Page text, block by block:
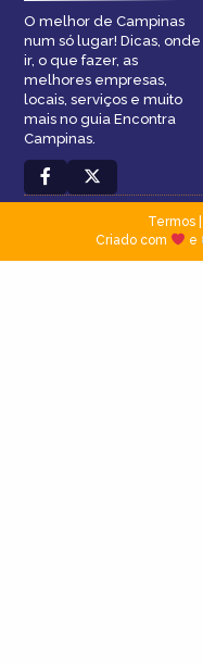
O melhor de Campinas
num só lugar! Dicas, onde
ir, o que fazer, as
melhores empresas,
locais, serviços e muito
mais no guia Encontra
Campinas.
Termos|
Criado com
e